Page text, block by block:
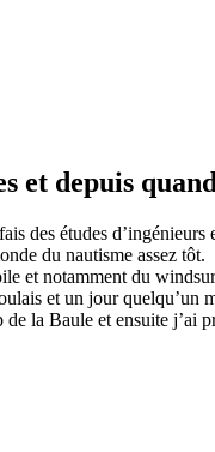
depuis
études
du nautisme assez tôt.
et notamment du
et un jour quelqu’un
la Baule et ensuite j’ai